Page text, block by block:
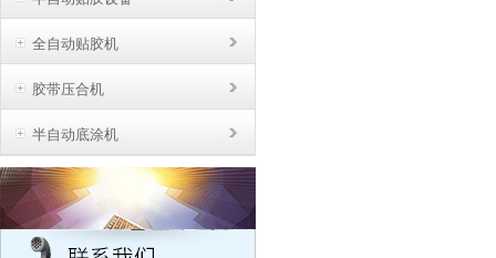
全自动贴胶机
胶带压合机
半自动底涂机